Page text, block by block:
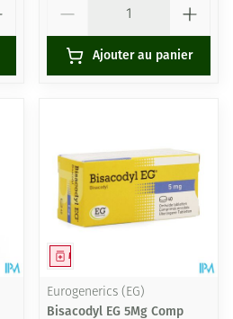
Ajouter au panier
Médicament
Eurogenerics (EG)
Bisacodyl EG 5Mg Comp